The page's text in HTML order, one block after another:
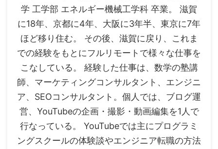
学 工学部 エネルギー機械工学科 卒業。 滋賀
に18年、京都に4年、大阪に3年半、東京に7年
ほど移り住む。 その後、滋賀に戻り、これま
での経験をもとにフルリモートで様々な仕事を
こなしている。 経験した仕事は、数学の塾講
師、マーケティングコンサルタント、エンジニ
ア、SEOコンサルタント。個人では、ブログ運
営、YouTubeの企画・撮影・動画編集を1人で
行なっている。 YouTubeでは主にプログラミ
ングスクールの体験談やエンジニア転職の方法